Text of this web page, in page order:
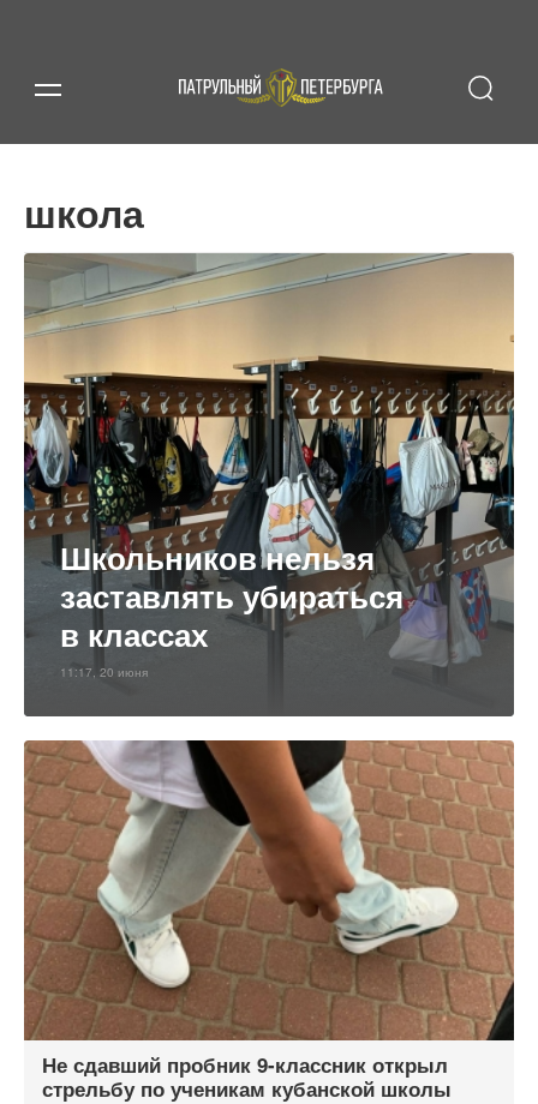
школа
Школьников нельзя
заставлять убираться
в классах
11:17, 20 июня
Не сдавший пробник 9-классник открыл
стрельбу по ученикам кубанской школы